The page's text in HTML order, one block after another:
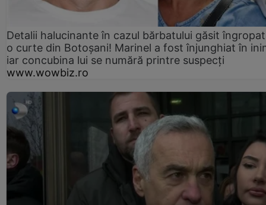
Detalii halucinante în cazul bărbatului găsit
o curte din Botoșani! Marinel a fost înjunghiat în
iar concubina lui se numără printre suspecți
www.wowbiz.ro